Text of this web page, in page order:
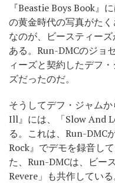
『Beastie Boys Book』
の黄金時代の写真がた
なのが、ビースティー
ある。Run-DMCのジョ
ィーズと契約したデフ
ズだったのだ。
そうしてデフ・ジャム
Ill』には、「Slow And
る。これは、Run-DMC
Rock』でデモを録音し
た、Run-DMCは、ビー
Revere」も共作している